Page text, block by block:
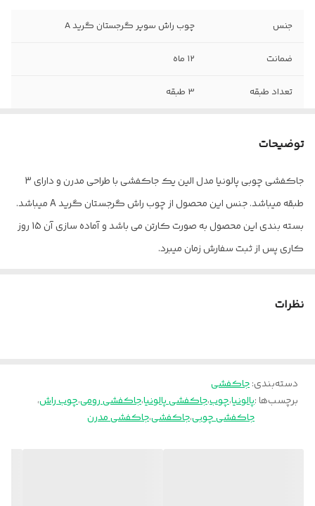
جنس چوب راش سوپر گرجستان گرید A
ضمانت ۱۲ ماه
تعداد طبقه 3 طبقه
فروش
توضیحات
جاکفشی چوبی پالونیا مدل الین یک جاکفشی با طراحی مدرن و دارای 3
طبقه میباشد. جنس این محصول از چوب راش گرجستان گرید A میباشد.
بسته بندی این محصول به صورت کارتن می باشد و آماده سازی آن 15 روز
کاری پس از ثبت سفارش زمان میبرد.
نظرات
دسته‌بندی:جاکفشی
برچسب‌ها :پالونیا،چوب،جاکفشی پالونیا،جاکفشی رومی،چوب راش،
جاکفشی چوبی،جاکفشی،جاکفشی مدرن